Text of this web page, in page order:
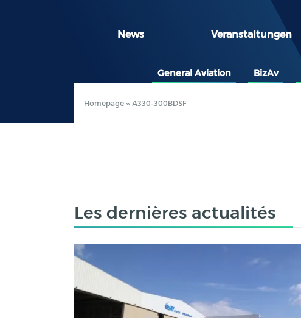
News Veranstaltungen
General Aviation BizAv
Homepage»A330-300BDSF
Les dernières actualités